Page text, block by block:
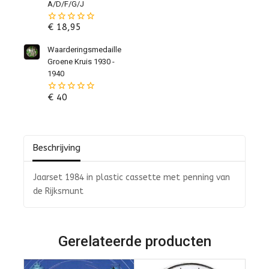
A/D/F/G/J
0
de
5
€18,95
Waarderingsmedaille
Groene Kruis 1930 -
1940
0
€40
Beschrijving
Jaarset 1984 in plastic cassette met penning van
de Rijksmunt
Gerelateerde producten